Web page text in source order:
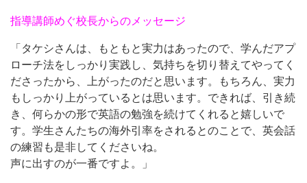
指導講師めぐ校長からのメッセージ
「タケシさんは、もともと実力はあったので、学んだアプ
ローチ法をしっかり実践し、気持ちを切り替えてやってく
ださったから、上がったのだと思います。もちろん、実力
もしっかり上がっているとは思います。できれば、引き続
き、何らかの形で英語の勉強を続けてくれると嬉しいで
す。学生さんたちの海外引率をされるとのことで、英会話
の練習も是非してくださいね。
声に出すのが一番ですよ。」